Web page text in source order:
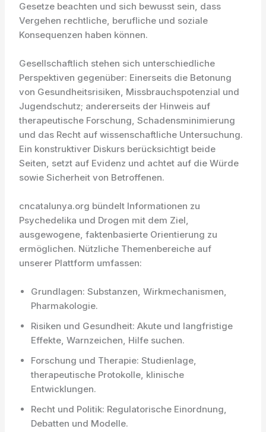
Gesetze beachten und sich bewusst sein, dass
Vergehen rechtliche, berufliche und soziale
Konsequenzen haben können.
Gesellschaftlich stehen sich unterschiedliche
Perspektiven gegenüber: Einerseits die Betonung
von Gesundheitsrisiken, Missbrauchspotenzial und
Jugendschutz; andererseits der Hinweis auf
therapeutische Forschung, Schadensminimierung
und das Recht auf wissenschaftliche Untersuchung.
Ein konstruktiver Diskurs berücksichtigt beide
Seiten, setzt auf Evidenz und achtet auf die Würde
sowie Sicherheit von Betroffenen.
cncatalunya.org bündelt Informationen zu
Psychedelika und Drogen mit dem Ziel,
ausgewogene, faktenbasierte Orientierung zu
ermöglichen. Nützliche Themenbereiche auf
unserer Plattform umfassen:
Grundlagen: Substanzen, Wirkmechanismen,
Pharmakologie.
Risiken und Gesundheit: Akute und langfristige
Effekte, Warnzeichen, Hilfe suchen.
Forschung und Therapie: Studienlage,
therapeutische Protokolle, klinische
Entwicklungen.
Recht und Politik: Regulatorische Einordnung,
Debatten und Modelle.